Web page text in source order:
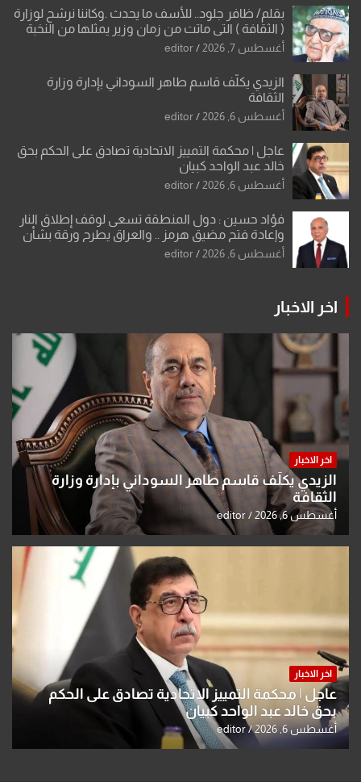
بقلم/ ظافر جلود.. للأسف ما يحدث .وكاننا نرشح لوزارة
( الثقافة ) التي ماتت من زمان وزير يمثلها من النخبة
والإرث العظيم للثقافة العراقية..
أغسطس 7, 2026 editor
الزيدي يكلّف قاسم طاهر السوداني بإدارة وزارة
الثقافة
أغسطس 6, 2026 editor
عاجل | محكمة التمييز الاتحادية تصادق على الحكم بحق
خالد عبد الواحد كبيان
أغسطس 6, 2026 editor
فؤاد حسين : دول المنطقة تسعى لوقف إطلاق النار
وإعادة فتح مضيق هرمز .. والعراق يطرح ورقة بشأن
تحولات القدس
أغسطس 6, 2026 editor
اخر الاخبار
اخر الاخبار
الزيدي يكلّف قاسم طاهر السوداني بإدارة وزارة
الثقافة
أغسطس 6, 2026 editor
اخر الاخبار
عاجل | محكمة التمييز الاتحادية تصادق على الحكم
بحق خالد عبد الواحد كبيان
أغسطس 6, 2026 editor